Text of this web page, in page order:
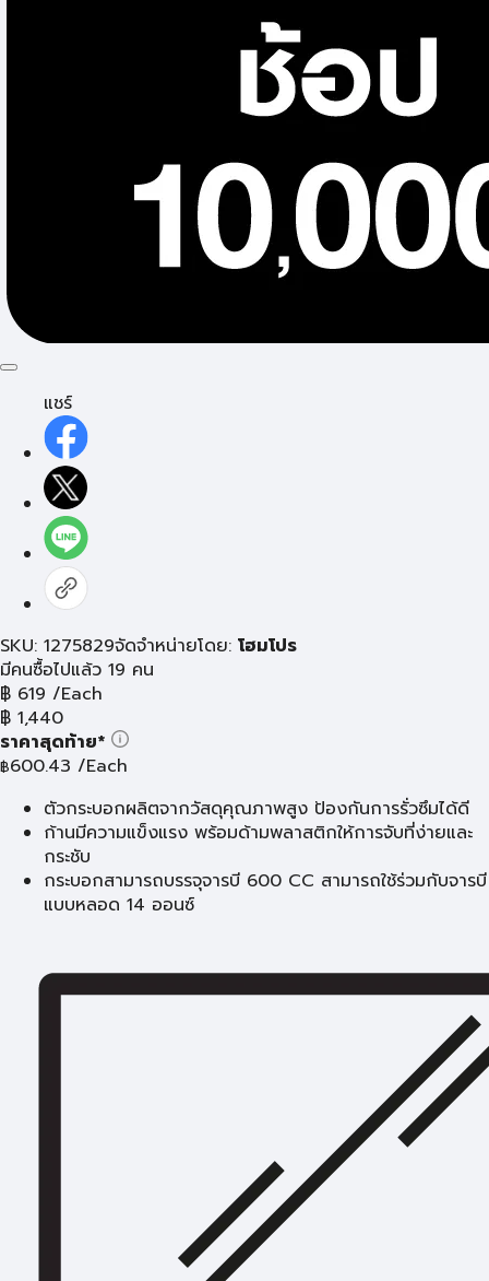
แชร์
SKU: 1275829จัดจำหน่ายโดย: โฮมโปร
มีคนซื้อไปแล้ว 19 คน
฿ 619 /Each
฿ 1,440
ราคาสุดท้าย*
฿600.43 /Each
ตัวกระบอกผลิตจากวัสดุคุณภาพสูง ป้องกันการรั่วซึมได้ดี
ก้านมีความแข็งแรง พร้อมด้ามพลาสติกให้การจับที่ง่ายและ
กระชับ
กระบอกสามารถบรรจุจารบี 600 CC สามารถใช้ร่วมกับจารบี
แบบหลอด 14 ออนซ์